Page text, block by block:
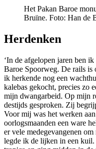
Het Pakan Baroe
Bruïne. Foto: Han de
Herdenken
‘In de afgelopen jaren ben
Baroe Spoorweg. De rails is
ik herkende nog een
kalebas gekocht, precies zo
mijn dwangarbeid. Op mijn
destijds gesproken. Zij
Voor mij was het werken
oorlogsmaanden een ware
er vele medegevangenen
legde ik de lijken in een